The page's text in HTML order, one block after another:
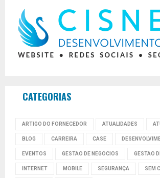
CATEGORIAS
ARTIGO DO FORNECEDOR ATUALIDADES
BLOG CARREIRA CASE
EVENTOS GESTAO DE NEGOCIOS GESTAO
INTERNET MOBILE SEGURANÇA SEM